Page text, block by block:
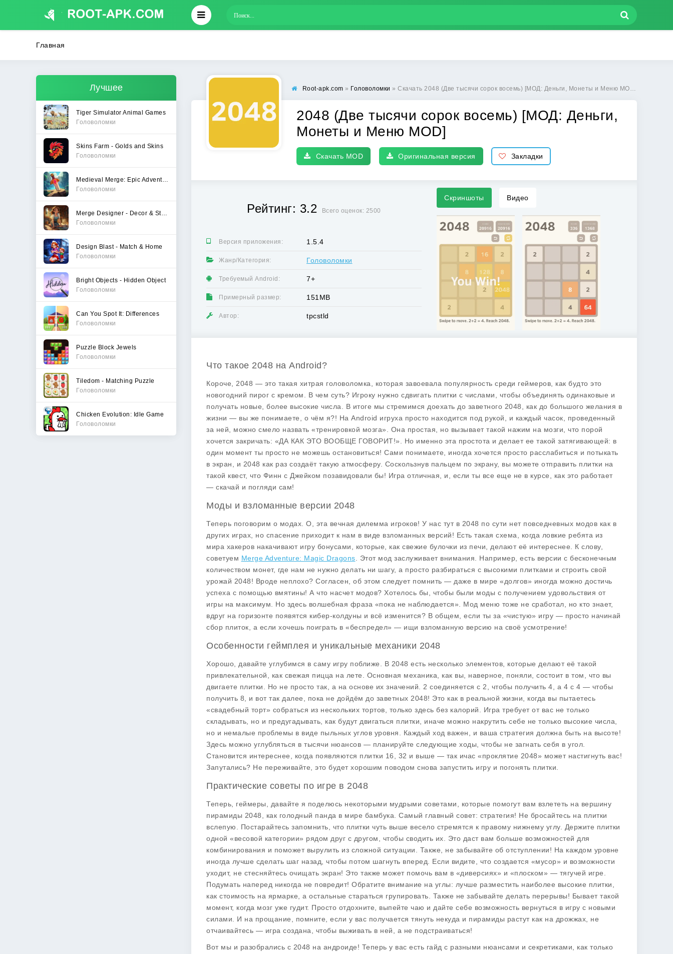
Главная
Лучшее
Tiger Simulator Animal Games
Головоломки
Skins Farm - Golds and Skins
Головоломки
Medieval Merge: Epic Adventure
Головоломки
Merge Designer - Decor & Story
Головоломки
Design Blast - Match & Home
Головоломки
Bright Objects - Hidden Object
Головоломки
Can You Spot It: Differences
Головоломки
Puzzle Block Jewels
Головоломки
Tiledom - Matching Puzzle
Головоломки
Chicken Evolution: Idle Game
Головоломки
Root-apk.com » Головоломки » Скачать 2048 (Две тысячи сорок восемь) [МОД: Деньги, Монеты и Меню MOD] | Взлом 2048 на Андроид
2048 (Две тысячи сорок восемь) [МОД: Деньги,
Монеты и Меню MOD]
Скачать MOD Оригинальная версия Закладки
Рейтинг: 3.2 Всего оценок: 2500
Версия приложения: 1.5.4
Жанр/Категория: Головоломки
Требуемый Android: 7+
Примерный размер: 151MB
Автор: tpcstld
Скриншоты Видео
Что такое 2048 на Android?
Короче, 2048 — это такая хитрая головоломка, которая завоевала популярность среди геймеров, как будто это
новогодний пирог с кремом. В чем суть? Игроку нужно сдвигать плитки с числами, чтобы объединять одинаковые и
получать новые, более высокие числа. В итоге мы стремимся доехать до заветного 2048, как до большого желания в
жизни — вы же понимаете, о чём я?! На Android игруха просто находится под рукой, и каждый часок, проведенный
за ней, можно смело назвать «тренировкой мозга». Она простая, но вызывает такой нажим на мозги, что порой
хочется закричать: «ДА КАК ЭТО ВООБЩЕ ГОВОРИТ!». Но именно эта простота и делает ее такой затягивающей: в
один момент ты просто не можешь остановиться! Сами понимаете, иногда хочется просто расслабиться и потыкать
в экран, и 2048 как раз создаёт такую атмосферу. Соскользнув пальцем по экрану, вы можете отправить плитки на
такой квест, что Финн с Джейком позавидовали бы! Игра отличная, и, если ты все еще не в курсе, как это работает
— скачай и погляди сам!
Моды и взломанные версии 2048
Теперь поговорим о модах. О, эта вечная дилемма игроков! У нас тут в 2048 по сути нет повседневных модов как в
других играх, но спасение приходит к нам в виде взломанных версий! Есть такая схема, когда ловкие ребята из
мира хакеров накачивают игру бонусами, которые, как свежие булочки из печи, делают её интереснее. К слову,
советуем Merge Adventure: Magic Dragons . Этот мод заслуживает внимания. Например, есть версии с бесконечным
количеством монет, где нам не нужно делать ни шагу, а просто разбираться с высокими плитками и строить свой
урожай 2048! Вроде неплохо? Согласен, об этом следует помнить — даже в мире «долгов» иногда можно достичь
успеха с помощью вмятины! А что насчет модов? Хотелось бы, чтобы были моды с получением удовольствия от
игры на максимум. Но здесь волшебная фраза «пока не наблюдается». Мод меню тоже не сработал, но кто знает,
вдруг на горизонте появятся кибер-колдуны и всё изменится? В общем, если ты за «чистую» игру — просто начинай
сбор плиток, а если хочешь поиграть в «беспредел» — ищи взломанную версию на своё усмотрение!
Особенности геймплея и уникальные механики 2048
Хорошо, давайте углубимся в саму игру поближе. В 2048 есть несколько элементов, которые делают её такой
привлекательной, как свежая пицца на лете. Основная механика, как вы, наверное, поняли, состоит в том, что вы
двигаете плитки. Но не просто так, а на основе их значений. 2 соединяется с 2, чтобы получить 4, а 4 с 4 — чтобы
получить 8, и вот так далее, пока не дойдём до заветных 2048! Это как в реальной жизни, когда вы пытаетесь
«свадебный торт» собраться из нескольких тортов, только здесь без калорий. Игра требует от вас не только
складывать, но и предугадывать, как будут двигаться плитки, иначе можно накрутить себе не только высокие числа,
но и немалые проблемы в виде пыльных углов уровня. Каждый ход важен, и ваша стратегия должна быть на высоте!
Здесь можно углубляться в тысячи нюансов — планируйте следующие ходы, чтобы не загнать себя в угол.
Становится интереснее, когда появляются плитки 16, 32 и выше — так ичас «проклятие 2048» может настигнуть вас!
Запутались? Не переживайте, это будет хорошим поводом снова запустить игру и погонять плитки.
Практические советы по игре в 2048
Теперь, геймеры, давайте я поделюсь некоторыми мудрыми советами, которые помогут вам взлететь на вершину
пирамиды 2048, как голодный панда в мире бамбука. Самый главный совет: стратегия! Не бросайтесь на плитки
вслепую. Постарайтесь запомнить, что плитки чуть выше весело стремятся к правому нижнему углу. Держите плитки
одной «весовой категории» рядом друг с другом, чтобы сводить их. Это даст вам больше возможностей для
комбинирования и поможет вырулить из сложной ситуации. Также, не забывайте об отступлении! На каждом уровне
иногда лучше сделать шаг назад, чтобы потом шагнуть вперед. Если видите, что создается «мусор» и возможности
уходит, не стесняйтесь очищать экран! Это также может помочь вам в «диверсиях» и «плоском» — тягучей игре.
Подумать наперед никогда не повредит! Обратите внимание на углы: лучше разместить наиболее высокие плитки,
как стоимость на ярмарке, а остальные стараться групировать. Также не забывайте делать перерывы! Бывает такой
момент, когда мозг уже гудит. Просто отдохните, выпейте чаю и дайте себе возможность вернуться в игру с новыми
силами. И на прощание, помните, если у вас получается тянуть некуда и пирамиды растут как на дрожжах, не
отчаивайтесь — игра создана, чтобы выживать в ней, а не подстраиваться!
Вот мы и разобрались с 2048 на андроиде! Теперь у вас есть гайд с разными нюансами и секретиками, как только